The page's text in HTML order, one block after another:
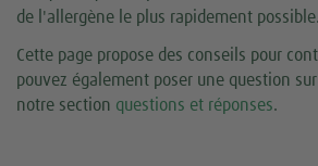
de l'allergène le plus rapidement possible.
Cette page propose des conseils pour
pouvez également poser une question
notre section questions et réponses.